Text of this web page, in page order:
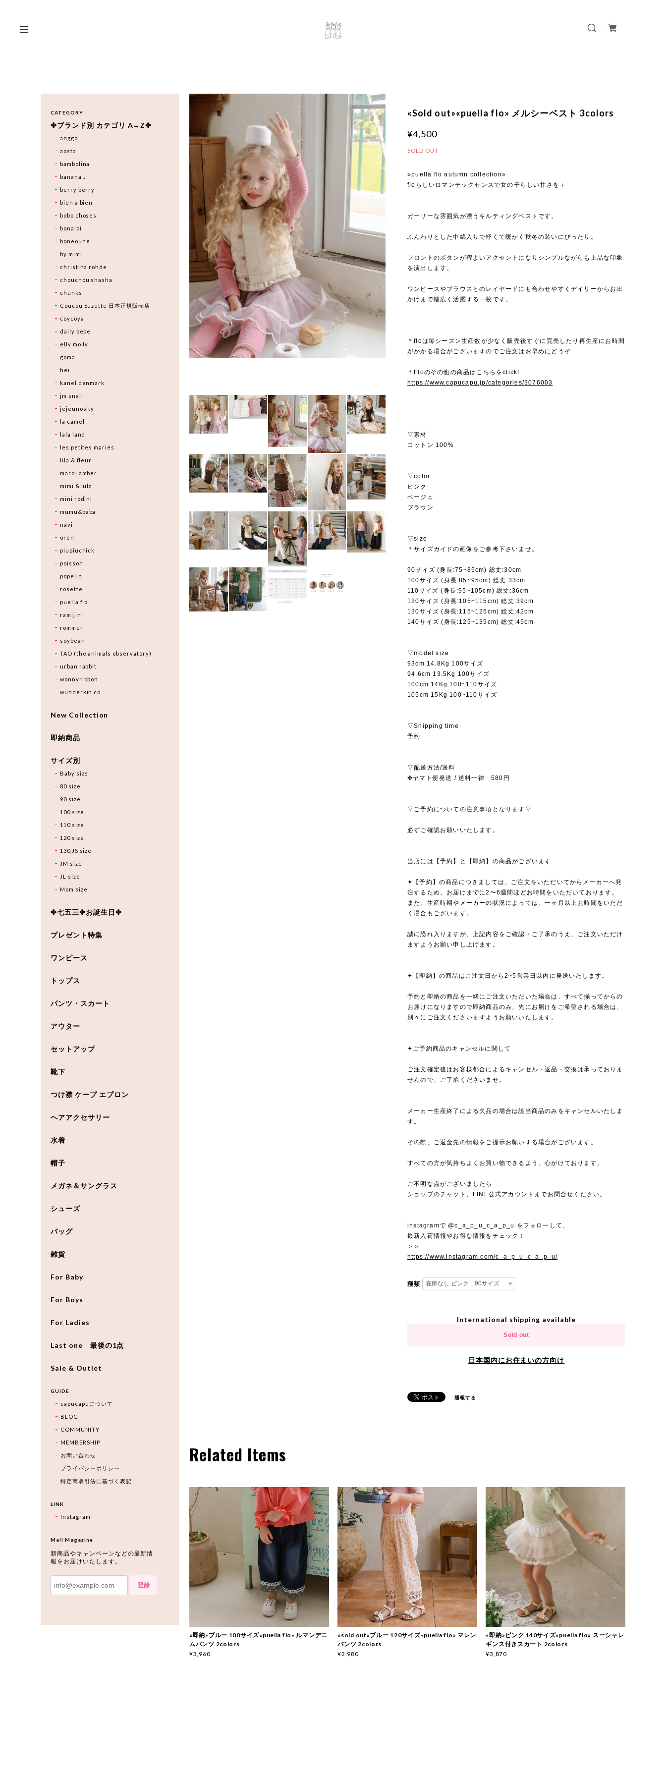
«Sold out»«puella flo» メルシーベスト 3colors
¥4,500
SOLD OUT
«puella flo autumn collection»
floらしいロマンチックセンスで女の子らしい甘さを＋
ガーリーな雰囲気が漂うキルティングベストです。
ふんわりとした中綿入りで軽くて暖かく秋冬の装いにぴったり。
フロントのボタンが程よいアクセントになりシンプルながらも上品な印象
を演出します。
ワンピースやブラウスとのレイヤードにも合わせやすくデイリーからお出
かけまで幅広く活躍する一枚です。
＊floは毎シーズン生産数が少なく販売後すぐに完売したり再生産にお時間
がかかる場合がございますのでご注文はお早めにどうぞ
＊Floのその他の商品はこちらをclick!
https://www.capucapu.jp/categories/3076003
▽素材
コットン 100%
▽color
ピンク
ベージュ
ブラウン
▽size
＊サイズガイドの画像をご参考下さいませ。
90サイズ (身長:75~85cm) 総丈:30cm
100サイズ (身長:85~95cm) 総丈:33cm
110サイズ (身長:95~105cm) 総丈:36cm
120サイズ (身長:105~115cm) 総丈:39cm
130サイズ (身長:115~125cm) 総丈:42cm
140サイズ (身長:125~135cm) 総丈:45cm
▽model size
93cm 14.8Kg 100サイズ
94.6cm 13.5Kg 100サイズ
100cm 14Kg 100~110サイズ
105cm 15Kg 100~110サイズ
▽Shipping time
予約
▽配送方法/送料
✤ヤマト便発送 / 送料一律 580円
▽ご予約についての注意事項となります▽
必ずご確認お願いいたします。
当店には【予約】と【即納】の商品がございます
✦【予約】の商品につきましては、ご注文をいただいてからメーカーへ発
注するため、お届けまでに2〜6週間ほどお時間をいただいております。
また、生産時期やメーカーの状況によっては、一ヶ月以上お時間をいただ
く場合もございます。
誠に恐れ入りますが、上記内容をご確認・ご了承のうえ、ご注文いただけ
ますようお願い申し上げます。
✦【即納】の商品はご注文日から2~5営業日以内に発送いたします。
予約と即納の商品を一緒にご注文いただいた場合は、すべて揃ってからの
お届けになりますので即納商品のみ、先にお届けをご希望される場合は、
別々にご注文くださいますようお願いいたします。
✦ご予約商品のキャンセルに関して
ご注文確定後はお客様都合によるキャンセル・返品・交換は承っておりま
せんので、ご了承くださいませ。
メーカー生産終了による欠品の場合は該当商品のみをキャンセルいたしま
す。
その際、ご返金先の情報をご提示お願いする場合がございます。
すべての方が気持ちよくお買い物できるよう、心がけております。
ご不明な点がございましたら
ショップのチャット、LINE公式アカウントまでお問合せください。
instagramで @c_a_p_u_c_a_p_u をフォローして、
最新入荷情報やお得な情報をチェック！
＞＞
https://www.instagram.com/c_a_p_u_c_a_p_u/
種類
International shipping available
Sold out
日本国内にお住まいの方向け
通報する
Related Items
«即納»ブルー 100サイズ«puella flo» ルマンデニ
ムパンツ 2colors
¥3,960
«sold out»ブルー 120サイズ«puella flo» マレン
パンツ 2colors
¥2,980
«即納»ピンク 140サイズ«puella flo» スーシャレ
ギンス付きスカート 2colors
¥3,870
CATEGORY
✤ブランド別 カテゴリ A→Z✤
anggo
aosta
bambolina
banana J
berry berry
bien a bien
bobo choses
bonaloi
boneoune
by mimi
christina rohde
chouchou shasha
chunks
Coucou Suzette 日本正規販売店
coycoya
daily bebe
elly molly
goma
hei
kanel denmark
jm snail
jejeunosity
la camel
lala land
les petites maries
lila & fleur
mardi amber
mimi & lula
mini rodini
mumu&baba
navi
oren
piupiuchick
poisson
popelin
rosette
puella flo
ramijini
rommer
soybean
TAO (the animals observatory)
urban rabbit
wonnyribbon
wunderkin co
New Collection
即納商品
サイズ別
Baby size
80 size
90 size
100 size
110 size
120 size
130,JS size
JM size
JL size
Mom size
✤七五三✤お誕生日✤
プレゼント特集
ワンピース
トップス
パンツ・スカート
アウター
セットアップ
靴下
つけ襟 ケープ エプロン
ヘアアクセサリー
水着
帽子
メガネ＆サングラス
シューズ
バッグ
雑貨
For Baby
For Boys
For Ladies
Last one 最後の1点
Sale & Outlet
GUIDE
capucapuについて
BLOG
COMMUNITY
MEMBERSHIP
お問い合わせ
プライバシーポリシー
特定商取引法に基づく表記
LINK
Instagram
Mail Magazine
新商品やキャンペーンなどの最新情
報をお届けいたします。
登録